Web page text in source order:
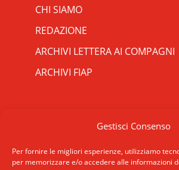
Gestisci Consenso
Per fornire le migliori esperienze, utilizziamo
per memorizzare e/o accedere alle informazioni
CHI SIAMO
REDAZIONE
ARCHIVI LETTERA AI COMPAGNI
ARCHIVI FIAP
INDIRIZZO
ROMA: Via San Francesco di
+A
Alto Contrasto